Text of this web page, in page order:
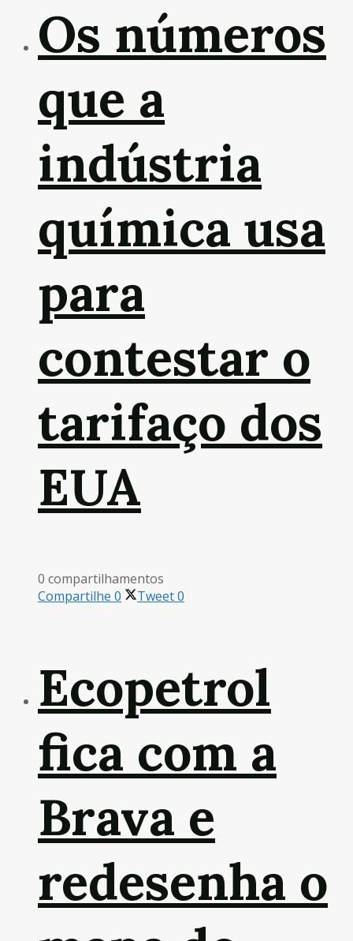
Os números
que a
indústria
química usa
para
contestar o
tarifaço dos
EUA
0 compartilhamentos
Compartilhe 0 Tweet0
Ecopetrol
fica com a
Brava e
redesenha o